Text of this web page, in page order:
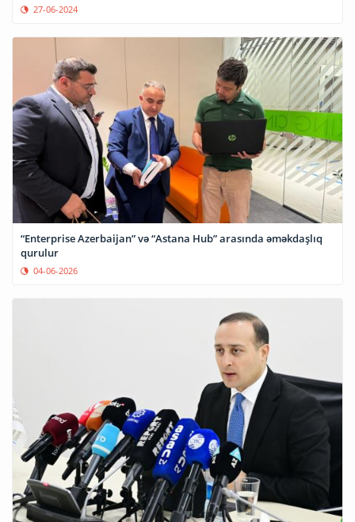
27-06-2024
“Enterprise Azerbaijan” və “Astana Hub” arasında əməkdaşlıq
qurulur
04-06-2026